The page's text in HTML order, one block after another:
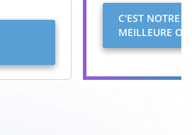
C'EST NOTRE
MEILLEURE